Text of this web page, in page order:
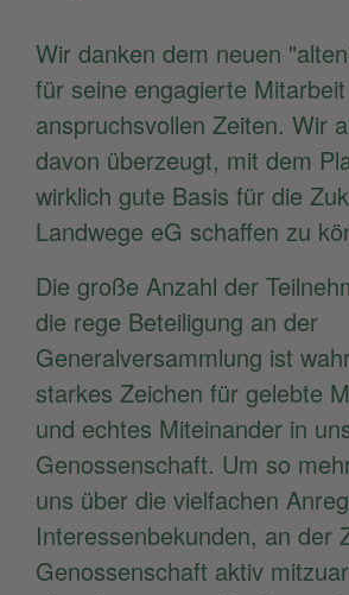
Wir danken dem neuen
für seine engagierte
anspruchsvollen Zeiten. Wir
davon überzeugt, mit dem
wirklich gute Basis für die
Landwege eG schaffen zu
Die große Anzahl der
die rege Beteiligung an der
Generalversammlung ist
starkes Zeichen für gelebte
und echtes Miteinander in
Genossenschaft. Um so
uns über die vielfachen
Interessenbekunden, an der
Genossenschaft aktiv